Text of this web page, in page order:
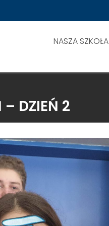
NASZA SZKOŁA
– DZIEŃ 2